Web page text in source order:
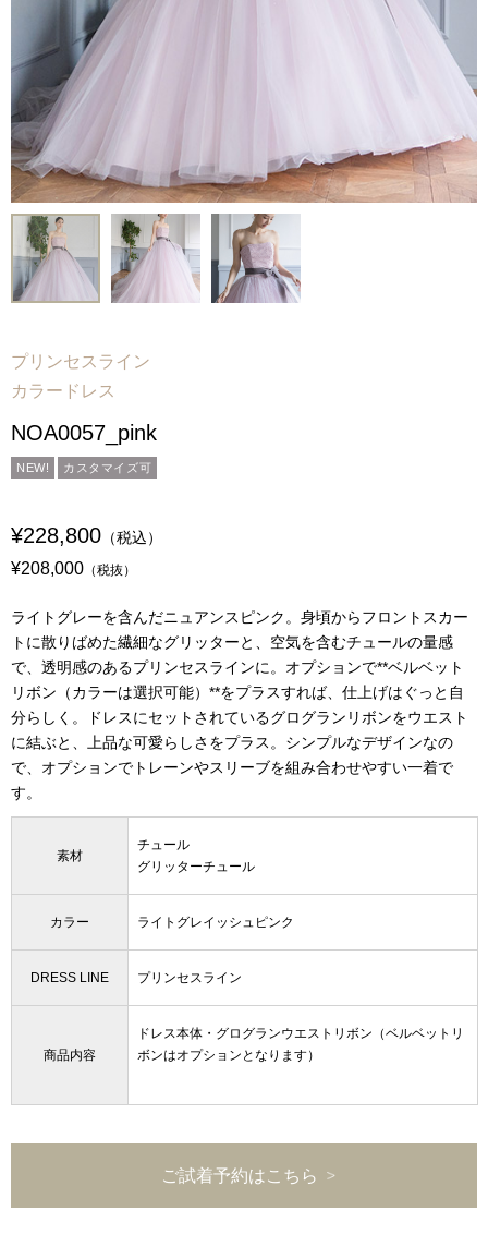
Contact
ご試着予約
- お問い合わせ
プリンセスライン
カラードレス
NOA0057_pink
NEW! カスタマイズ可
¥228,800 （税込）
¥208,000 （税抜）
ライトグレーを含んだニュアンスピンク。身頃からフロントスカー
トに散りばめた繊細なグリッターと、空気を含むチュールの量感
で、透明感のあるプリンセスラインに。オプションで**ベルベット
リボン（カラーは選択可能）**をプラスすれば、仕上げはぐっと自
分らしく。ドレスにセットされているグログランリボンをウエスト
に結ぶと、上品な可愛らしさをプラス。シンプルなデザインなの
で、オプションでトレーンやスリーブを組み合わせやすい一着で
す。
素材
チュール
グリッターチュール
カラー ライトグレイッシュピンク
DRESS LINE プリンセスライン
商品内容
ドレス本体・グログランウエストリボン（ベルベットリ
ボンはオプションとなります）
ご試着予約はこちら